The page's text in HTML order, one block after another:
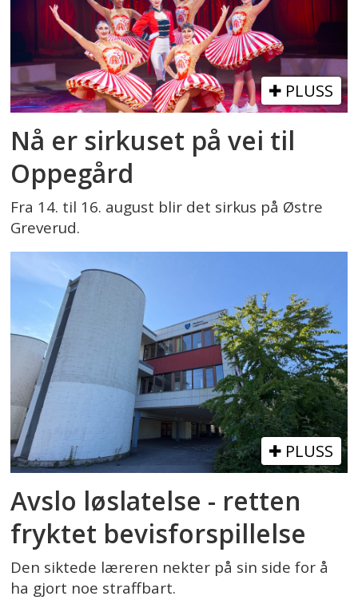
PLUSS
Nå er sirkuset på vei til
Oppegård
Fra 14. til 16. august blir det sirkus på Østre
Greverud.
PLUSS
Avslo løslatelse - retten
fryktet bevisforspillelse
Den siktede læreren nekter på sin side for å
ha gjort noe straffbart.